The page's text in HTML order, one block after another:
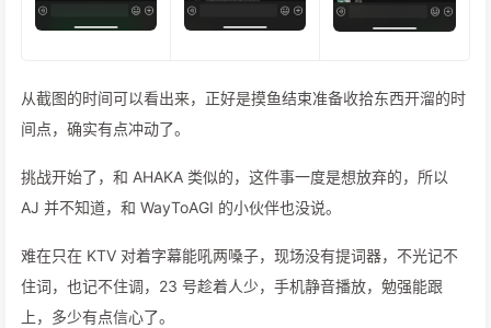
从截图的时间可以看出来，正好是摸鱼结束准备收拾东西开溜的时
间点，确实有点冲动了。
挑战开始了，和 AHAKA 类似的，这件事一度是想放弃的，所以
AJ 并不知道，和 WayToAGI 的小伙伴也没说。
难在只在 KTV 对着字幕能吼两嗓子，现场没有提词器，不光记不
住词，也记不住调，23 号趁着人少，手机静音播放，勉强能跟
上，多少有点信心了。